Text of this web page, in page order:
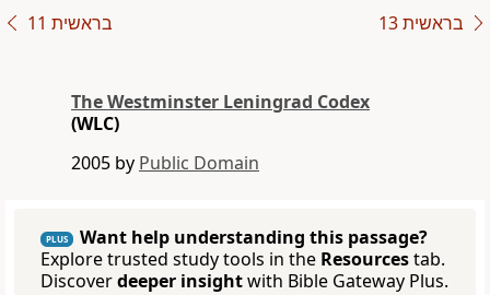
בראשית 11 בראשית 13
The Westminster Leningrad Codex
(WLC)
2005 by Public Domain
PLUS
Want help understanding this passage?
Explore trusted study tools in the Resourcestab.
Discoverdeeper insightwith Bible Gateway Plus.